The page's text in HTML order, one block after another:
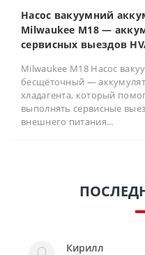
Насос вакуумний
Milwaukee M18 —
сервисных выездов
Milwaukee M18 Насос
бесщёточный —
хладагента, который
выполнять сервисные
внешнего питания...
Кирилл